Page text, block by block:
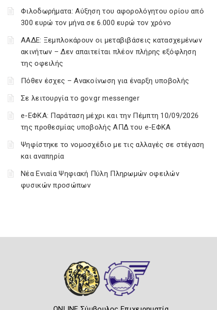
Φιλοδωρήματα: Αύξηση του αφορολόγητου ορίου από
300 ευρώ τον μήνα σε 6.000 ευρώ τον χρόνο
ΑΑΔΕ: Ξεμπλοκάρουν οι μεταβιβάσεις κατασχεμένων
ακινήτων – Δεν απαιτείται πλέον πλήρης εξόφληση
της οφειλής
Πόθεν έσχες – Ανακοίνωση για έναρξη υποβολής
Σε λειτουργία το gov.gr messenger
e-ΕΦΚΑ: Παράταση μέχρι και την Πέμπτη 10/09/2026
της προθεσμίας υποβολής ΑΠΔ του e-ΕΦΚΑ
Ψηφίστηκε το νομοσχέδιο με τις αλλαγές σε στέγαση
και αναπηρία
Νέα Ενιαία Ψηφιακή Πύλη Πληρωμών οφειλών
φυσικών προσώπων